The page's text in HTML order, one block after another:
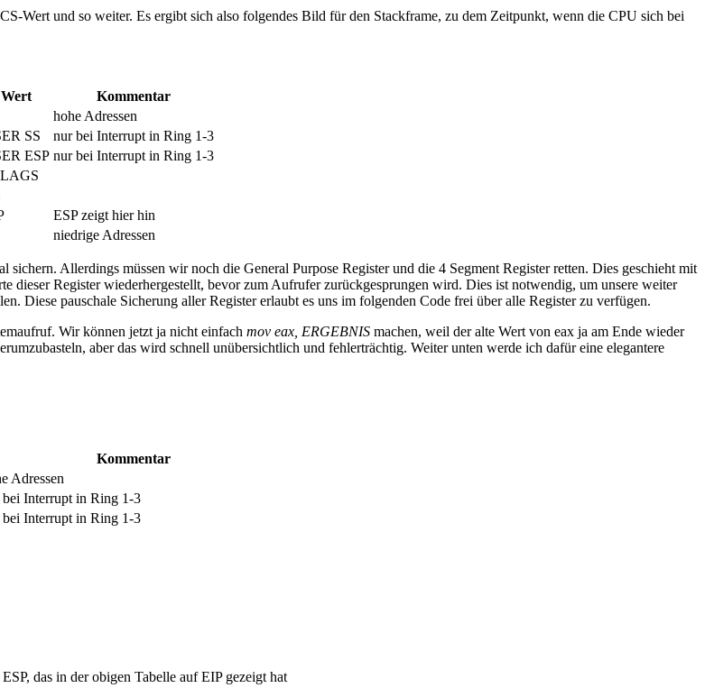
Wert und so weiter. Es ergibt sich also folgendes Bild für den Stackframe, zu dem Zeitpunkt, wenn die CPU sich bei
Wert
Kommentar
hohe Adressen
SS
nur bei Interrupt in Ring 1-3
ESP nur bei Interrupt in Ring 1-3
ESP zeigt hier hin
niedrige Adressen
Allerdings müssen wir noch die General Purpose Register und die 4 Segment Register retten. Dies geschieht mit
dieser Register wiederhergestellt, bevor zum Aufrufer zurückgesprungen wird. Dies ist notwendig, um unsere weiter
Diese pauschale Sicherung aller Register erlaubt es uns im folgenden Code frei über alle Register zu verfügen.
Wir können jetzt ja nicht einfach mov eax, ERGEBNIS machen, weil der alte Wert von eax ja am Ende wieder
aber das wird schnell unübersichtlich und fehlerträchtig. Weiter unten werde ich dafür eine elegantere
Kommentar
Adressen
bei Interrupt in Ring 1-3
bei Interrupt in Ring 1-3
ESP, das in der obigen Tabelle auf EIP gezeigt hat